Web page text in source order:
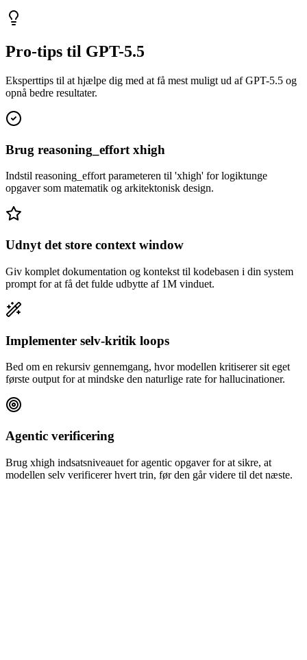
Pro-tips til GPT-5.5
Eksperttips til at hjælpe dig med at få mest muligt ud af GPT-5.5 og
opnå bedre resultater.
Brug reasoning_effort xhigh
Indstil reasoning_effort parameteren til 'xhigh' for logiktunge
opgaver som matematik og arkitektonisk design.
Udnyt det store context window
Giv komplet dokumentation og kontekst til kodebasen i din system
prompt for at få det fulde udbytte af 1M vinduet.
Implementer selv-kritik loops
Bed om en rekursiv gennemgang, hvor modellen kritiserer sit eget
første output for at mindske den naturlige rate for hallucinationer.
Agentic verificering
Brug xhigh indsatsniveauet for agentic opgaver for at sikre, at
modellen selv verificerer hvert trin, før den går videre til det næste.